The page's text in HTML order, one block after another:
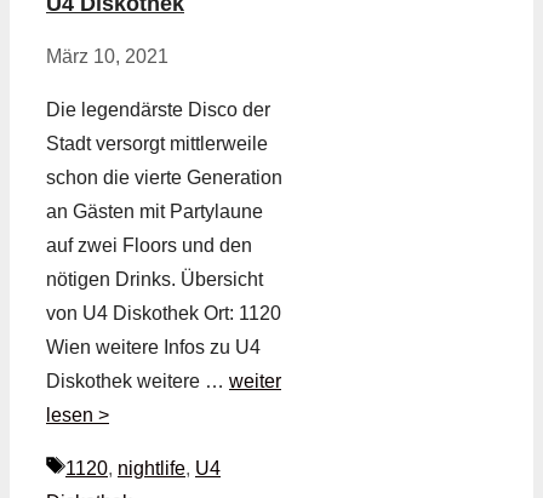
März 10, 2021
Die legendärste Disco der
Stadt versorgt mittlerweile
schon die vierte Generation
an Gästen mit Partylaune
auf zwei Floors und den
nötigen Drinks. Übersicht
von U4 Diskothek Ort: 1120
Wien weitere Infos zu U4
Diskothek weitere … weiter
lesen >
Schlagwörter
1120, nightlife, U4